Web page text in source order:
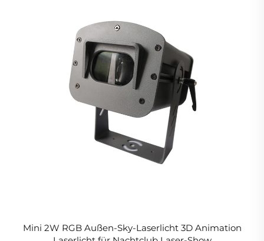
Mini 2W RGB Außen-Sky-Laserlicht 3D Animation